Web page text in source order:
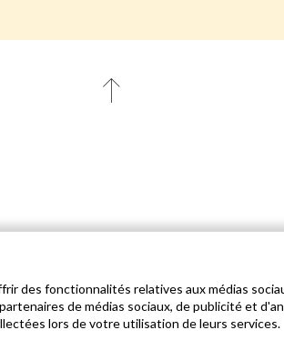
des fonctionnalités relatives aux médias
de médias sociaux, de publicité et
lors de votre utilisation de leurs services.